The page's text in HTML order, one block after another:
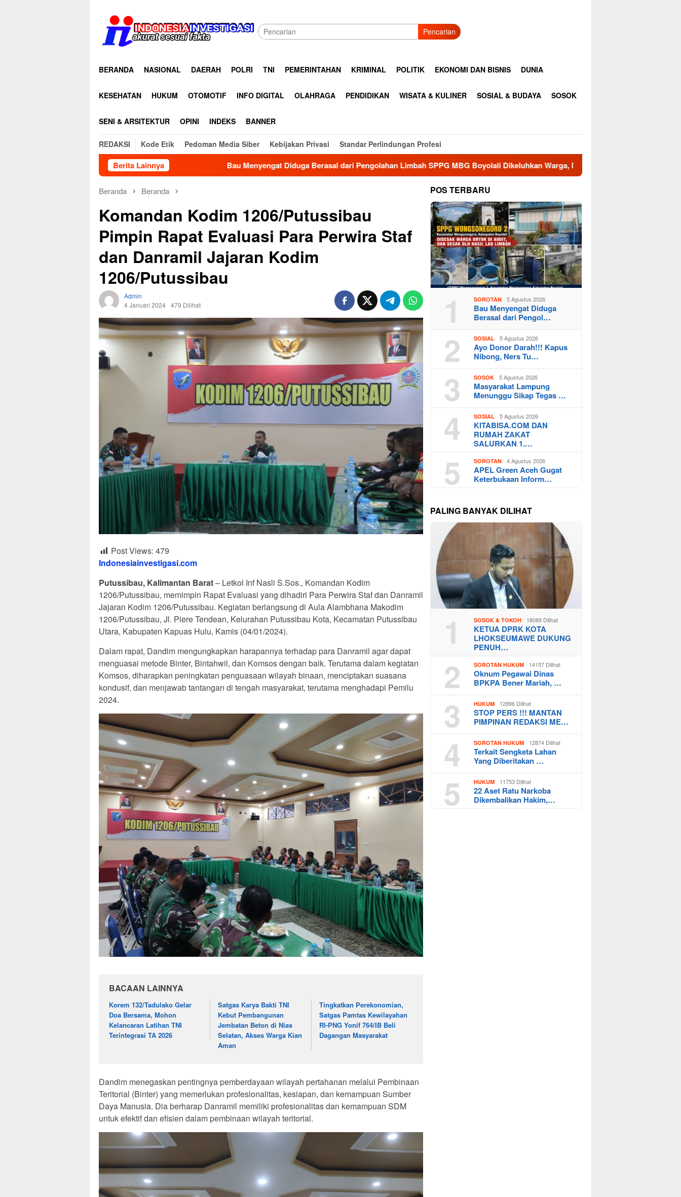
konten
Pencarian
BERANDA NASIONAL DAERAH POLRI TNI PEMERINTAHAN KRIMINAL POLITIK EKONOMI DAN BISNIS DUNIA
KESEHATAN HUKUM OTOMOTIF INFO DIGITAL OLAHRAGA PENDIDIKAN WISATA & KULINER SOSIAL & BUDAYA SOSOK
SENI & ARSITEKTUR OPINI INDEKS BANNER
REDAKSI Kode Etik Pedoman Media Siber Kebijakan Privasi Standar Perlindungan Profesi
Berita Lainnya
Bau Menyengat Diduga Berasal dari Pengolahan Limbah SPPG MBG Boyolali Dikeluhkan Warga, DLH Diminta Segera Sampaikan Hasil Uji
Beranda Beranda
Komandan Kodim 1206/Putussibau
Pimpin Rapat Evaluasi Para Perwira Staf
dan Danramil Jajaran Kodim
1206/Putussibau
Admin
4 Januari 2024 479 Dilihat
Post Views: 479
Indonesiainvestigasi.com
Putussibau, Kalimantan Barat– Letkol Inf Nasli S.Sos., Komandan Kodim
1206/Putussibau, memimpin Rapat Evaluasi yang dihadiri Para Perwira Staf dan Danramil
Jajaran Kodim 1206/Putussibau. Kegiatan berlangsung di Aula Alambhana Makodim
1206/Putussibau, Jl. Piere Tendean, Kelurahan Putussibau Kota, Kecamatan Putussibau
Utara, Kabupaten Kapuas Hulu, Kamis (04/01/2024).
Dalam rapat, Dandim mengungkapkan harapannya terhadap para Danramil agar dapat
menguasai metode Binter, Bintahwil, dan Komsos dengan baik. Terutama dalam kegiatan
Komsos, diharapkan peningkatan penguasaan wilayah binaan, menciptakan suasana
kondusif, dan menjawab tantangan di tengah masyarakat, terutama menghadapi Pemilu
2024.
BACAAN LAINNYA
Korem 132/Tadulako Gelar
Doa Bersama, Mohon
Kelancaran Latihan TNI
Terintegrasi TA 2026
Satgas Karya Bakti TNI
Kebut Pembangunan
Jembatan Beton di Nias
Selatan, Akses Warga Kian
Aman
Tingkatkan Perekonomian,
Satgas Pamtas Kewilayahan
RI-PNG Yonif 764/IB Beli
Dagangan Masyarakat
Dandim menegaskan pentingnya pemberdayaan wilayah pertahanan melalui Pembinaan
Teritorial (Binter) yang memerlukan profesionalitas, kesiapan, dan kemampuan Sumber
Daya Manusia. Dia berharap Danramil memiliki profesionalitas dan kemampuan SDM
untuk efektif dan efisien dalam pembinaan wilayah teritorial.
POS TERBARU
1 SOROTAN 5 Agustus 2026
Bau Menyengat Diduga
Berasal dari Pengol…
2 SOSIAL 5 Agustus 2026
Ayo Donor Darah!!! Kapus
Nibong, Ners Tu…
3 SOSOK 5 Agustus 2026
Masyarakat Lampung
Menunggu Sikap Tegas …
4 SOSIAL 5 Agustus 2026
KITABISA.COM DAN
RUMAH ZAKAT
SALURKAN 1.…
5 SOROTAN 4 Agustus 2026
APEL Green Aceh Gugat
Keterbukaan Inform…
PALING BANYAK DILIHAT
1 SOSOK & TOKOH 18089 Dilihat
KETUA DPRK KOTA
LHOKSEUMAWE DUKUNG
PENUH…
2 SOROTAN HUKUM 14157 Dilihat
Oknum Pegawai Dinas
BPKPA Bener Mariah, …
3 HUKUM 12896 Dilihat
STOP PERS !!! MANTAN
PIMPINAN REDAKSI ME…
4 SOROTAN HUKUM 12874 Dilihat
Terkait Sengketa Lahan
Yang Diberitakan …
5 HUKUM 11753 Dilihat
22 Aset Ratu Narkoba
Dikembalikan Hakim,…